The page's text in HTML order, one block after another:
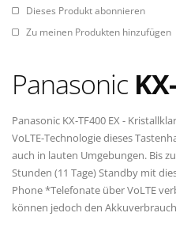
Dieses Produkt abonnieren
Zu meinen Produkten hinzufügen
Panasonic
Panasonic KX-TF400 EX -
VoLTE-Technologie dieses
auch in lauten Umgebungen. Bis
Stunden (11 Tage) Standby mit
Phone *Telefonate über VoLTE
können jedoch den